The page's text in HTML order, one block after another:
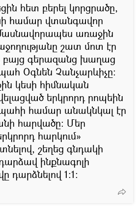
հետ բերել կորցրածը,
համար վտանգավոր
առաջին
շատ մոտ էր
բայց գերազանց խաղաց
Օգնեն Չանչարևիչը։
կեսի հիմնական
երկրորդ րոպեին
համար անակնկալ էր
հարվածը։ Մեր
հարկում»
շեղեց գնդակի
դարձավ ինքնագոլի
դարձնելով 1։1։